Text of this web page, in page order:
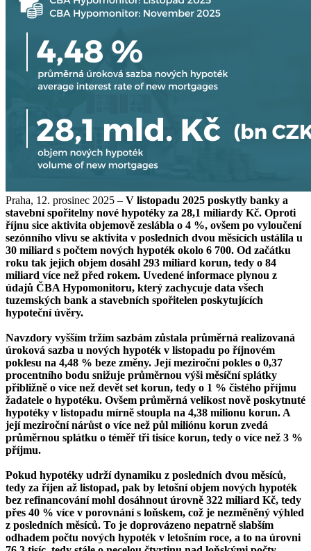
Praha, 12. prosinec 2025 – V listopadu 2025 poskytly banky a
stavební spořitelny nové hypotéky za 28,1 miliardy Kč. Oproti
říjnu sice aktivita objemově zeslábla o 4 %, ovšem po vyloučení
sezónního vlivu se aktivita v posledních dvou měsících ustálila u
30 miliard s počtem nových hypoték okolo 6 700. Od začátku
roku tak jejich objem dosáhl 293 miliard korun, tedy o 84
miliard více než před rokem. Uvedené informace plynou z
údajů ČBA Hypomonitoru, který zachycuje data všech
tuzemských bank a stavebních spořitelen poskytujících
hypoteční úvěry.
Navzdory vyšším tržím sazbám zůstala průměrná realizovaná
úroková sazba u nových hypoték v listopadu po říjnovém
poklesu na 4,48 % beze změny. Její meziroční pokles o 0,37
procentního bodu snižuje průměrnou výši měsíční splátky
přibližně o více než devět set korun, tedy o 1 % čistého příjmu
žadatele o hypotéku. Ovšem průměrná velikost nově poskytnuté
hypotéky v listopadu mírně stoupla na 4,38 milionu korun. A
její meziroční nárůst o více než půl miliónu korun zvedá
průměrnou splátku o téměř tři tisíce korun, tedy o více než 3 %
příjmu.
Pokud hypotéky udrží dynamiku z posledních dvou měsíců,
tedy za říjen až listopad, pak by letošní objem nových hypoték
bez refinancování mohl dosáhnout úrovně 322 miliard Kč, tedy
přes 40 % více v porovnání s loňskem, což je nezměněný výhled
z posledních měsíců. To je doprovázeno nepatrně slabším
odhadem počtu nových hypoték v letošním roce, a to na úrovni